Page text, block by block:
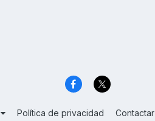
Política de privacidad Contactar